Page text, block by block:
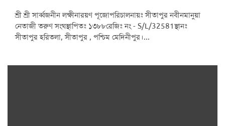
শ্রী শ্রী সার্ব্বজনীন লক্ষীনারয়ণ পূজোপরিচালনায়ঃ সীতাপুর নবীনমানুয়া
নেতাজী তরুণ সংঘস্থাপিতঃ ১৩৮৮রেজিঃ নং - S/L/32581স্থানঃ
সীতাপুর হরিতলা, সীতাপুর , পশ্চিম মেদিনীপুর।...